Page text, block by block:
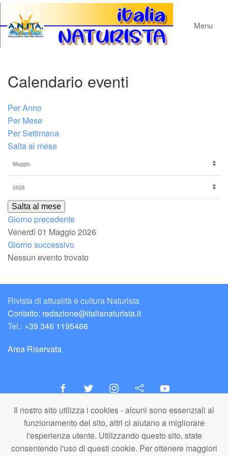
Il nostro sito utilizza i cookies - alcuni sono essenziali al
funzionamento del sito, altri ci aiutano a migliorare
l'esperienza utente. Utilizzando questo sito, state
consentendo l'uso di questi cookie. Per ottenere maggiori
Menu
Calendario eventi
Per Anno
Per Mese
Per Settimana
Salta al mese
Salta al mese
Giorno precedente
Venerdì 01 Maggio 2026
Giorno successivo
Nessun evento trovato
Rivista di attualità e cultura Naturista
Contatto: redazione@italianaturista.it
Tel.: +39 346 1195466
Area Riservata
italiaNATURISTA
Editore e Redazione
A.N.ITA. Associazione Naturista Italiana (APS)
C.F. 80203710159